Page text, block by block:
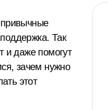
Так
и даже помогут
зачем нужно
этот